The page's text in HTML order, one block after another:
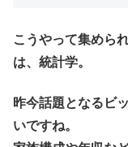
こうやって集めら
は、統計学。
昨今話題となるビ
いですね。